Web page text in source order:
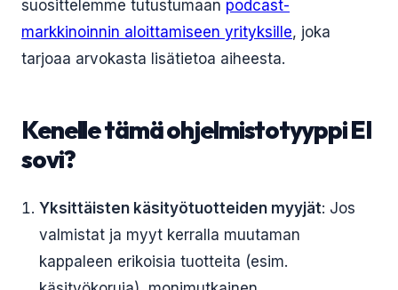
suosittelemme tutustumaan podcast-
markkinoinnin aloittamiseen yrityksille, joka
tarjoaa arvokasta lisätietoa aiheesta.
Kenelle tämä ohjelmistotyyppi EI
sovi?
Yksittäisten käsityötuotteiden myyjät: Jos
valmistat ja myyt kerralla muutaman
kappaleen erikoisia tuotteita (esim.